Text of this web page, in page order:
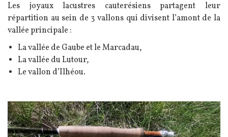
Les joyaux lacustres cauterésiens partagent leur
répartition au sein de 3 vallons qui divisent l’amont de la
vallée principale :
La vallée de Gaube et le Marcadau,
La vallée du Lutour,
Le vallon d’Ilhéou.
Image